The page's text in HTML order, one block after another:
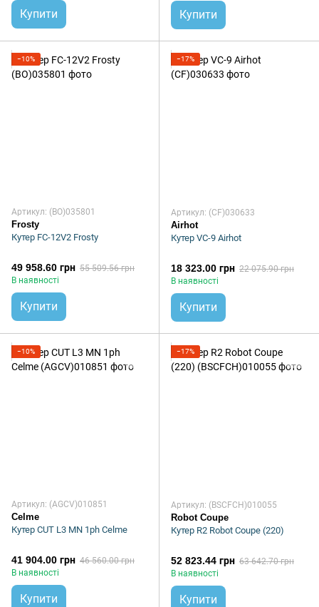
Купити Купити
−10%
Артикул: (BO)035801
Frosty
Кутер FC-12V2 Frosty
49 958.60 грн 55 509.56 грн
В наявності
Купити
−17%
Артикул: (CF)030633
Airhot
Кутер VC-9 Airhot
18 323.00 грн 22 075.90 грн
В наявності
Купити
−10%
Артикул: (AGCV)010851
Celme
Кутер CUT L3 MN 1ph Celme
41 904.00 грн 46 560.00 грн
В наявності
Купити
−17%
Артикул: (BSCFCH)010055
Robot Coupe
Кутер R2 Robot Coupe (220)
52 823.44 грн 63 642.70 грн
В наявності
Купити